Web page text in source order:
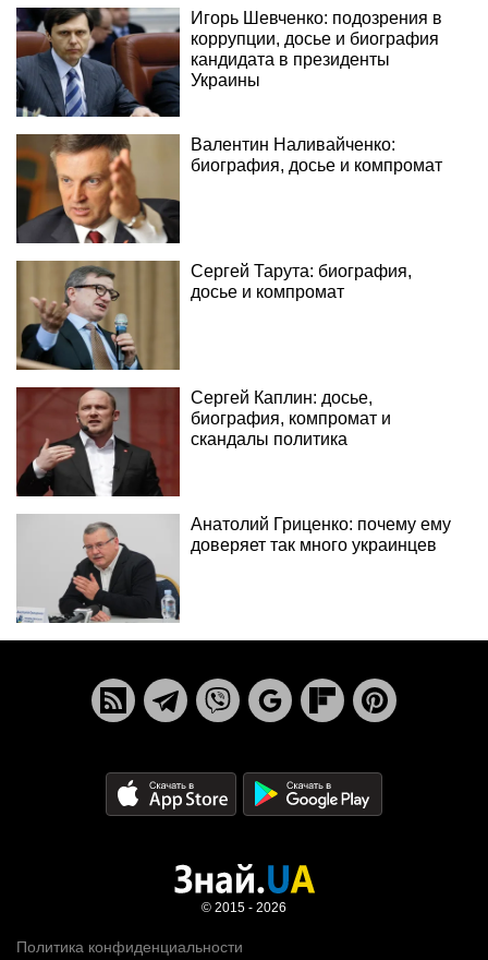
Игорь Шевченко: подозрения в
коррупции, досье и биография
кандидата в президенты
Украины
Валентин Наливайченко:
биография, досье и компромат
Сергей Тарута: биография,
досье и компромат
Сергей Каплин: досье,
биография, компромат и
скандалы политика
Анатолий Гриценко: почему ему
доверяет так много украинцев
Политика конфиденциальности
© 2015 - 2026